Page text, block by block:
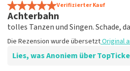
Verifizierter Kauf
Achterbahn
tolles Tanzen und Singen. Schade,
Die Rezension wurde übersetztOriginal
Lies, was Anoniem über